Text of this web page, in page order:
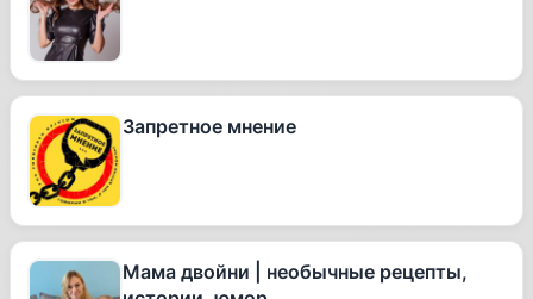
Запретное мнение
Мама двойни | необычные рецепты,